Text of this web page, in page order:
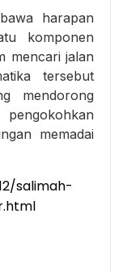
harapan
komponen
mencari jalan
tersebut
mendorong
memadai
salimah-